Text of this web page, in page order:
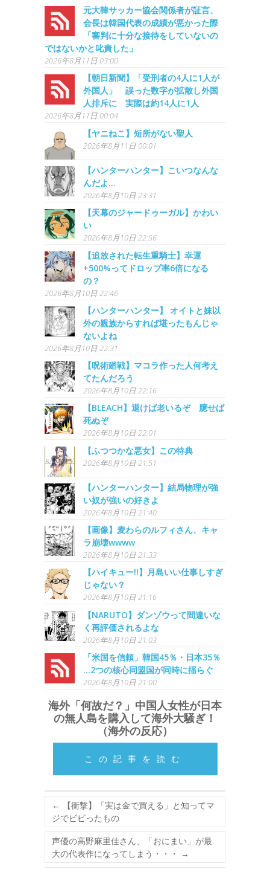
元大韓サッカー協会関係者が証言、
会長は韓国代表の成績が悪かった際
「審判に十分な接待をしていないの
ではないかと叱責した」
2026年8月11日 03:00
【朝日新聞】「受刑者の4人に1人が
外国人」 誤った数字が拡散し外国
人排斥に 実際は約14人に1人
2026年8月11日 00:04
【ヤニねこ】短所がない聖人
2026年8月11日 00:01
【ハンターハンター】こいつなんな
んだよ…
2026年8月10日 23:31
【天幕のジャードゥーガル】かわい
い
2026年8月10日 22:56
【追放された転生重騎士】幸運
+500%ってドロップ率6倍になる
の？
2026年8月10日 22:46
【ハンターハンター】 オイトと妹以
外の親族からすれば堪ったもんじゃ
ないよね
2026年8月10日 22:31
【呪術廻戦】マコラ作った人何考え
てたんだろう
2026年8月10日 22:16
【BLEACH】退けば老いるぞ 臆せば
死ぬぞ
2026年8月10日 22:01
【ふつつかな悪女】この特典
2026年8月10日 21:51
【ハンターハンター】結局物理が強
い奴が強いの好きよ
2026年8月10日 21:40
【画像】麦わらのルフィさん、キャ
ラ崩壊wwww
2026年8月10日 21:33
【ハイキュー!!】月島いい仕事しすぎ
じゃない？
2026年8月10日 21:16
【NARUTO】ダンゾウって間違いな
く再評価されるよな
2026年8月10日 21:03
「米国を信頼」韓国45％・日本35％
…2つの核心同盟国が同時に揺らぐ
2026年8月10日 21:00
海外「何故だ？」中国人女性が日本
の無人島を購入して海外大騒ぎ！
（海外の反応）
この記事を読む
←
【衝撃】「実は金で買える」と知ってマ
ジでビビったもの
声優の高野麻里佳さん、「おにまい」が最
大の代表作になってしまう・・・
→